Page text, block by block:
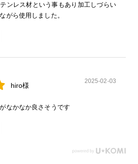
ンレス材という事もあり加工しづらい
がら使用しました。
hiro様
2025-02-03
なかなか良さそうです